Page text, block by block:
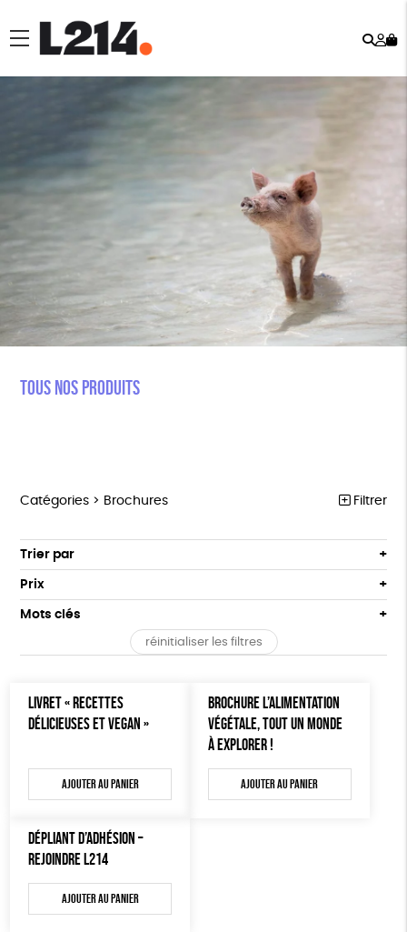
menu
Tous nos produits
Catégories > Brochures Filtrer
MARCHE POUR LA FERMETURE DES ABATTOIRS
OUTILS MILITANTS
TRACTS
CARTES
BROCHURES
OUTILS ÉDUCATIFS
LIVRETS ÉDUCATIFS
POSTERS ÉDUCATIFS
Trier par
Par défaut
Popularité
Prix : du - cher au + cher
Prix
Tous
50 € - 100 €
150 € - 200 €
Plus de 200€
Mots clés
OEKO-Tex, PETA approuved vegan
réinitialiser les filtres
LIVRET « RECETTES
DÉLICIEUSES ET VEGAN »
Ajouter au panier
BROCHURE L’ALIMENTATION
VÉGÉTALE, TOUT UN MONDE
À EXPLORER !
Ajouter au panier
DÉPLIANT D’ADHÉSION –
REJOINDRE L214
Ajouter au panier